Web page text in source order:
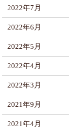
2022年7月
2022年6月
2022年5月
2022年4月
2022年3月
2021年9月
2021年4月